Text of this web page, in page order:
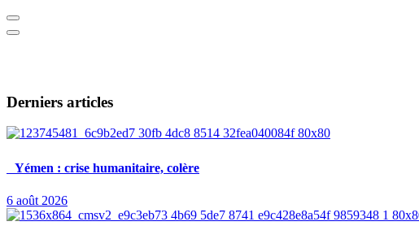
Derniers articles
Yémen : crise humanitaire, colère
6 août 2026